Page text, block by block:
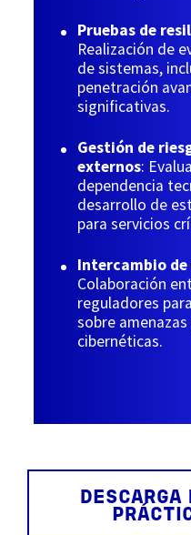
Pruebas de
Realización de
de sistemas,
penetración
significativas.
Gestión de
externos:
dependencia
desarrollo de
para servicios
Intercambio
Colaboración
reguladores
sobre
cibernéticas.
DESCARGA